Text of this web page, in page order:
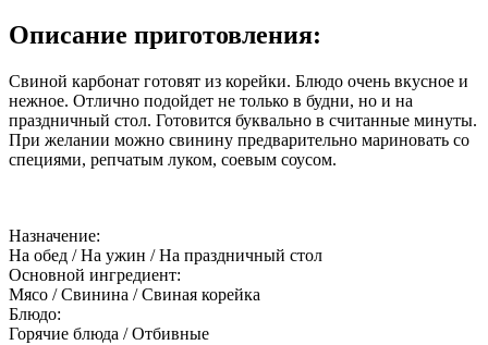
Описание приготовления:
Свиной карбонат готовят из корейки. Блюдо очень вкусное и
нежное. Отлично подойдет не только в будни, но и на
праздничный стол. Готовится буквально в считанные минуты.
При желании можно свинину предварительно мариновать со
специями, репчатым луком, соевым соусом.
Назначение:
На обед /На ужин /На праздничный стол
Основной ингредиент:
Мясо /Свинина /Свиная корейка
Блюдо:
Горячие блюда /Отбивные